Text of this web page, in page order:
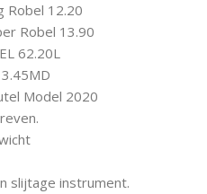
Robel 12.20
Robel 13.90
62.20L
Vlakslijper ROBEL 13.45MD
Model 2020
slijtage instrument.